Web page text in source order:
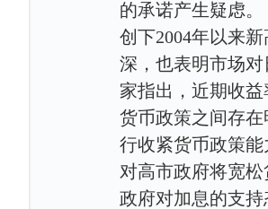
的承诺产生疑虑
创下2004年以来
深，也表明市场
家指出，近期收
货币政策之间存
行收紧货币政策
对高市政府将宽
政府对加息的支